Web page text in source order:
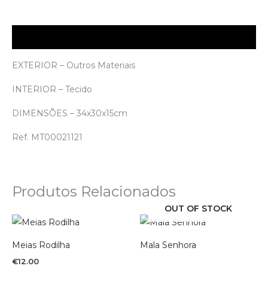
EXTERIOR – Outros Materiais
INTERIOR – Tecido
DIMENSÕES – 34x30x15cm
Ref. MT00021121
Produtos Relacionados
Meias Rodilha
€12.00
OUT OF STOCK
Mala Senhora